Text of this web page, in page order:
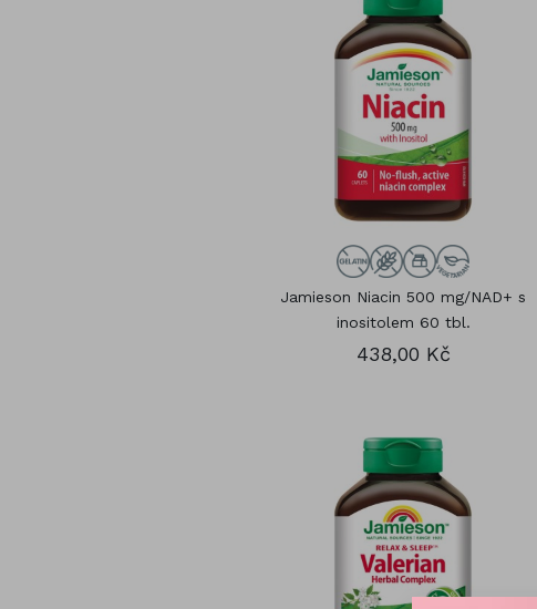
Jamieson Niacin 500 mg/NAD+ s
inositolem 60 tbl.
438,00 Kč